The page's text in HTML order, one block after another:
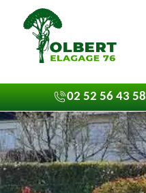
02 52 56 43 58